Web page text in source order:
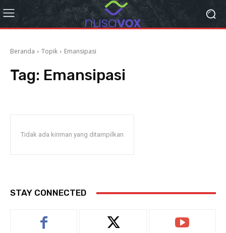
Beranda Topik Emansipasi
Tag: Emansipasi
Tidak ada kiriman yang ditampilkan
STAY CONNECTED